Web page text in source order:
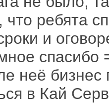
ребята
и
спасибо
неё
в Кай